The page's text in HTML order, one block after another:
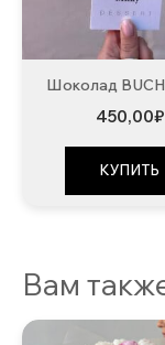
Шоколад
450,00₽
КУПИТЬ
Вам